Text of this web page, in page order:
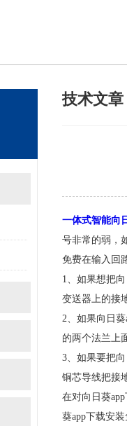
技术文章
一体式智能向
号非常的弱
免费在输入回
1、如果想把
变送器上的接
2、如果向日
的两个法兰上
3、如果要
铜芯导线把接地
在对向日葵app
葵app下载安装